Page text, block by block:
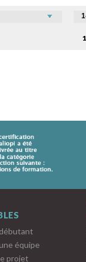
équipe
projet